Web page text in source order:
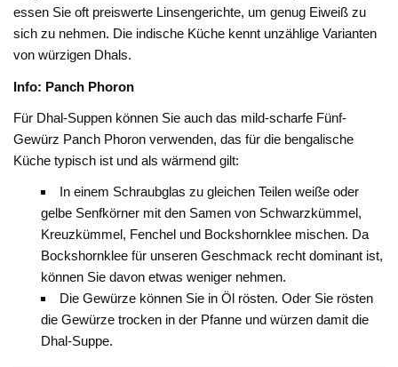
essen Sie oft preiswerte Linsengerichte, um genug Eiweiß zu
sich zu nehmen. Die indische Küche kennt unzählige Varianten
von würzigen Dhals.
Info: Panch Phoron
Für Dhal-Suppen können Sie auch das mild-scharfe Fünf-
Gewürz Panch Phoron verwenden, das für die bengalische
Küche typisch ist und als wärmend gilt:
In einem Schraubglas zu gleichen Teilen weiße oder
gelbe Senfkörner mit den Samen von Schwarzkümmel,
Kreuzkümmel, Fenchel und Bockshornklee mischen. Da
Bockshornklee für unseren Geschmack recht dominant ist,
können Sie davon etwas weniger nehmen.
Die Gewürze können Sie in Öl rösten. Oder Sie rösten
die Gewürze trocken in der Pfanne und würzen damit die
Dhal-Suppe.